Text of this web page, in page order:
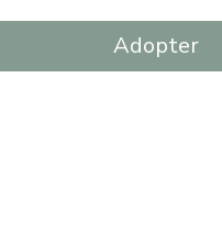
Adopter